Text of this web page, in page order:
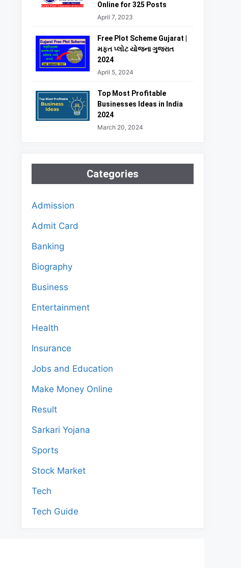
Online for 325 Posts
April 7, 2023
Free Plot Scheme Gujarat |
મફત પ્લોટ યોજના ગુજરાત
2024
April 5, 2024
Top Most Profitable
Businesses Ideas in India
2024
March 20, 2024
Categories
Admission
Admit Card
Banking
Biography
Business
Entertainment
Health
Insurance
Jobs and Education
Make Money Online
Result
Sarkari Yojana
Sports
Stock Market
Tech
Tech Guide